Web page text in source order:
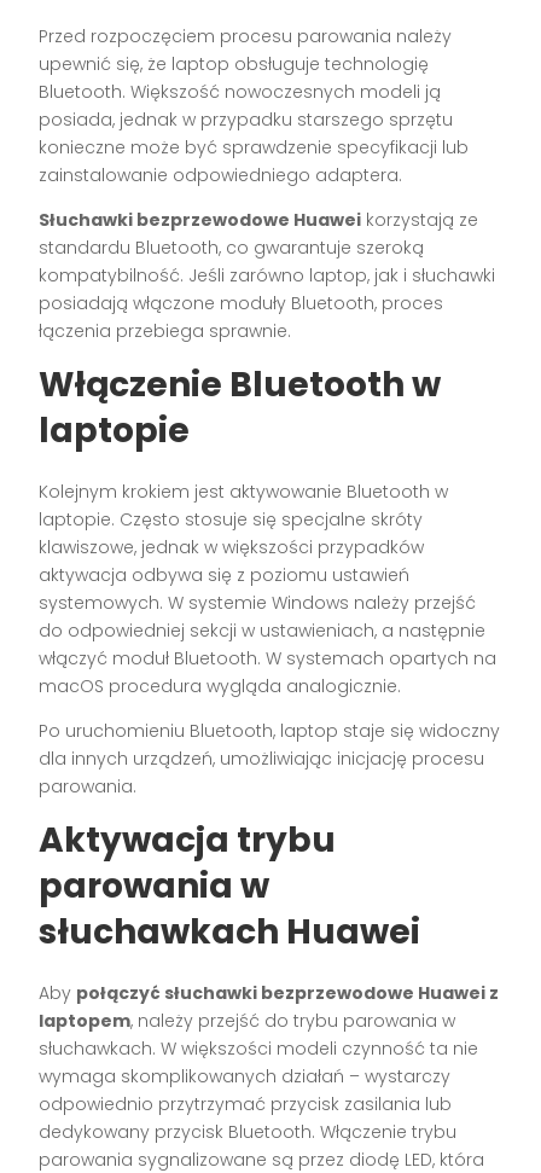
Przed rozpoczęciem procesu parowania należy
upewnić się, że laptop obsługuje technologię
Bluetooth. Większość nowoczesnych modeli ją
posiada, jednak w przypadku starszego sprzętu
konieczne może być sprawdzenie specyfikacji lub
zainstalowanie odpowiedniego adaptera.
Słuchawki bezprzewodowe Huawei korzystają ze
standardu Bluetooth, co gwarantuje szeroką
kompatybilność. Jeśli zarówno laptop, jak i słuchawki
posiadają włączone moduły Bluetooth, proces
łączenia przebiega sprawnie.
Włączenie Bluetooth w
laptopie
Kolejnym krokiem jest aktywowanie Bluetooth w
laptopie. Często stosuje się specjalne skróty
klawiszowe, jednak w większości przypadków
aktywacja odbywa się z poziomu ustawień
systemowych. W systemie Windows należy przejść
do odpowiedniej sekcji w ustawieniach, a następnie
włączyć moduł Bluetooth. W systemach opartych na
macOS procedura wygląda analogicznie.
Po uruchomieniu Bluetooth, laptop staje się widoczny
dla innych urządzeń, umożliwiając inicjację procesu
parowania.
Aktywacja trybu
parowania w
słuchawkach Huawei
Aby połączyć słuchawki bezprzewodowe Huawei z
laptopem, należy przejść do trybu parowania w
słuchawkach. W większości modeli czynność ta nie
wymaga skomplikowanych działań – wystarczy
odpowiednio przytrzymać przycisk zasilania lub
dedykowany przycisk Bluetooth. Włączenie trybu
parowania sygnalizowane są przez diodę LED, która